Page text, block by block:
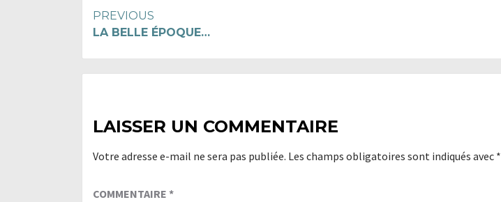
Continue
PREVIOUS
LA BELLE ÉPOQUE…
LAISSER UN COMMENTAIRE
Votre adresse e-mail ne sera pas publiée. Les champs obligatoires sont indiqués avec *
COMMENTAIRE *